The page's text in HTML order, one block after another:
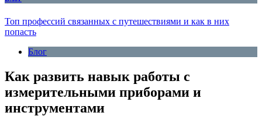
Топ профессий связанных с путешествиями и как в них
попасть
Блог
Как развить навык работы с
измерительными приборами и
инструментами